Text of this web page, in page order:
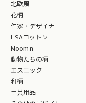
北欧風
花柄
作家・デザイナー
USAコットン
Moomin
動物たちの柄
エスニック
和柄
手芸用品